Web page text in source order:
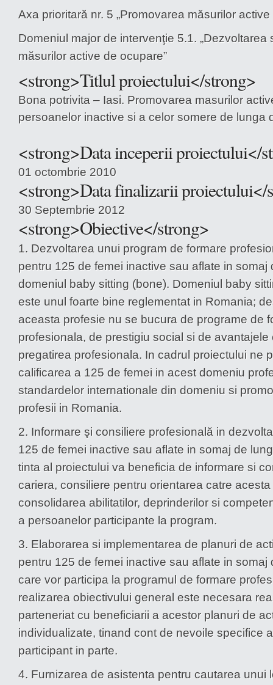
Axa prioritară nr. 5 „Promovarea măsurilor active
Domeniul major de intervenţie 5.1. „Dezvoltarea
măsurilor active de ocupare”
<strong>Titlul proiectului</strong>
Bona potrivita – Iasi. Promovarea masurilor
persoanelor inactive si a celor somere de lunga
<strong>Data inceperii proiectului</
01 octombrie 2010
<strong>Data finalizarii proiectului</
30 Septembrie 2012
<strong>Obiective</strong>
1. Dezvoltarea unui program de formare
pentru 125 de femei inactive sau aflate in somaj
domeniul baby sitting (bone). Domeniul baby
este unul foarte bine reglementat in Romania;
aceasta profesie nu se bucura de programe de
profesionala, de prestigiu social si de
pregatirea profesionala. In cadrul proiectului ne
calificarea a 125 de femei in acest domeniu
standardelor internationale din domeniu si
profesii in Romania.
2. Informare şi consiliere profesională in
125 de femei inactive sau aflate in somaj de
tinta al proiectului va beneficia de informare si
cariera, consiliere pentru orientarea catre
consolidarea abilitatilor, deprinderilor si
a persoanelor participante la program.
3. Elaborarea si implementarea de planuri de
pentru 125 de femei inactive sau aflate in somaj
care vor participa la programul de formare
realizarea obiectivului general este necesara
parteneriat cu beneficiarii a acestor planuri de
individualizate, tinand cont de nevoile specifice
participant in parte.
4. Furnizarea de asistenta pentru cautarea unui